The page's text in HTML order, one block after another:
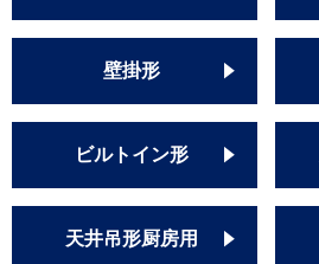
壁掛形
ビルトイン形
天井吊形厨房用